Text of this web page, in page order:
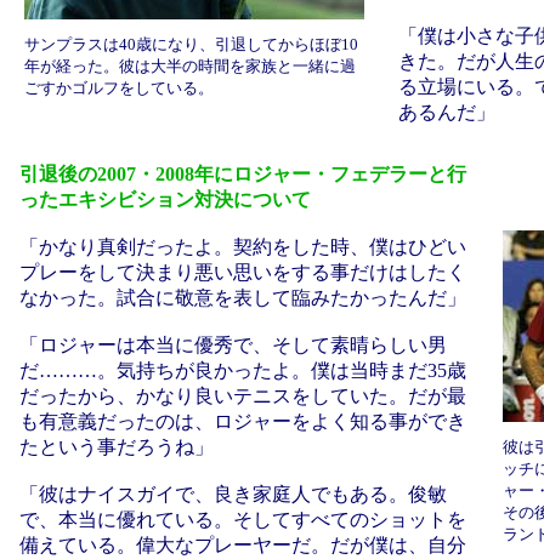
サンプラスは40歳になり、引退してからほぼ10
年が経った。彼は大半の時間を家族と一緒に過
ごすかゴルフをしている。
「僕は小さな
きた。だが人生
る立場にいる。
あるんだ」
引退後の2007・2008年にロジャー・フェデラーと行
ったエキシビション対決について
「かなり真剣だったよ。契約をした時、僕はひどい
プレーをして決まり悪い思いをする事だけはしたく
なかった。試合に敬意を表して臨みたかったんだ」
「ロジャーは本当に優秀で、そして素晴らしい男
だ………。気持ちが良かったよ。僕は当時まだ35歳
だったから、かなり良いテニスをしていた。だが最
も有意義だったのは、ロジャーをよく知る事ができ
たという事だろうね」
「彼はナイスガイで、良き家庭人でもある。俊敏
で、本当に優れている。そしてすべてのショットを
備えている。偉大なプレーヤーだ。だが僕は、自分
彼は
ッチ
ャー
その
ラン